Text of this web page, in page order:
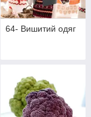
64- Вишитий одяг